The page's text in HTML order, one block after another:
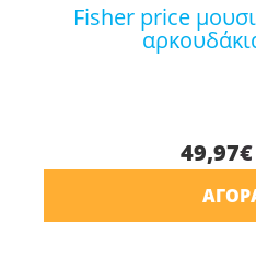
fisher price μουσικό γυμναστήριο
49,97€